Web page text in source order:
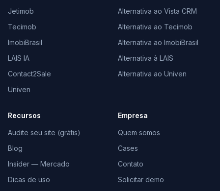
Jetimob
Tecimob
ImobiBrasil
LAIS IA
Contact2Sale
Univen
Alternativa ao Vista CRM
Alternativa ao Tecimob
Alternativa ao ImobiBrasil
Alternativa à LAIS
Alternativa ao Univen
Recursos
Audite seu site (grátis)
Blog
Insider — Mercado
Dicas de uso
Empresa
Quem somos
Cases
Contato
Solicitar demo